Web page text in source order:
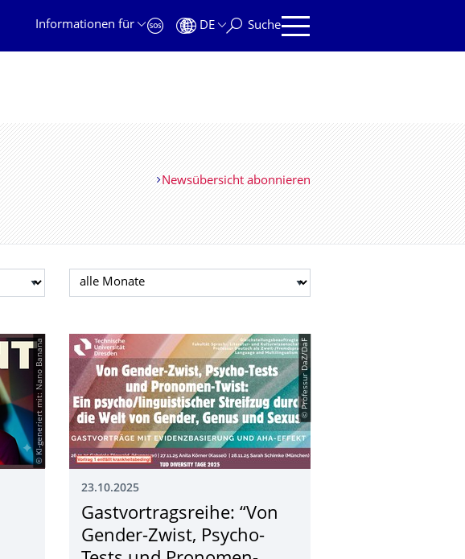
Informationen für
DE Suche
Newsübersicht abonnieren
Monat auswählen
© KI-generiert mit: Nano Banana © Professur DaZ/DaF
23.10.2025
Gastvortragsreihe: “Von
Gender-Zwist, Psycho-